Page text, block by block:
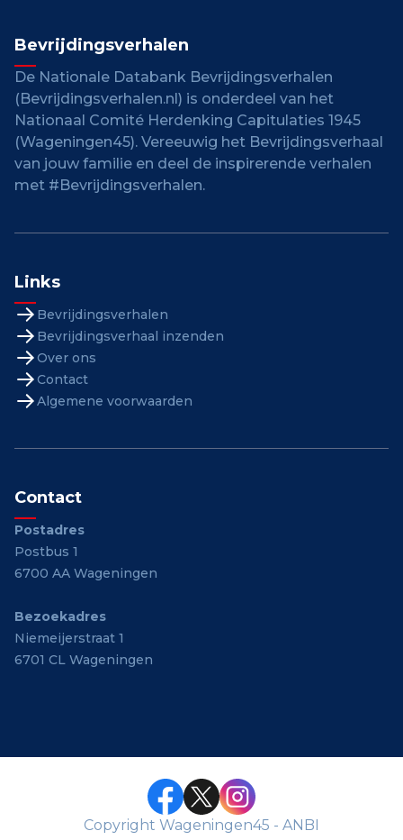
Bevrijdingsverhalen
De Nationale Databank Bevrijdingsverhalen
(Bevrijdingsverhalen.nl) is onderdeel van het
Nationaal Comité Herdenking Capitulaties 1945
(Wageningen45). Vereeuwig het Bevrijdingsverhaal
van jouw familie en deel de inspirerende verhalen
met #Bevrijdingsverhalen.
Links
Bevrijdingsverhalen
Bevrijdingsverhaal inzenden
Over ons
Contact
Algemene voorwaarden
Contact
Postadres
Postbus 1
6700 AA Wageningen
Bezoekadres
Niemeijerstraat 1
6701 CL Wageningen
Copyright Wageningen45 - ANBI